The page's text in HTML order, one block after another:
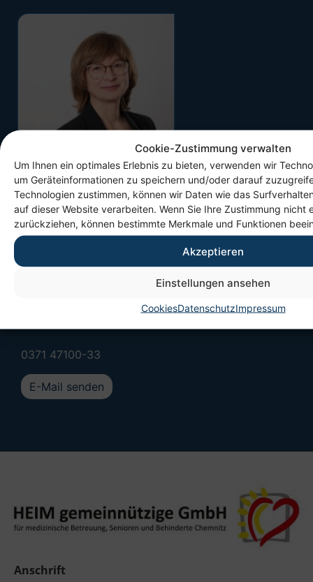
Cookie-Zustimmung verwalten
Um Ihnen ein optimales Erlebnis zu bieten, verwenden wir
um Geräteinformationen zu speichern und/oder darauf
Technologien zustimmen, können wir Daten wie das
auf dieser Website verarbeiten. Wenn Sie Ihre Zustimmung nicht
zurückziehen, können bestimmte Merkmale und Funktionen
Akzeptieren
Einstellungen ansehen
CookiesDatenschutzImpressum
Ihre Ansprechpartnerin
0371 47100-33
E-Mail senden
Anschrift